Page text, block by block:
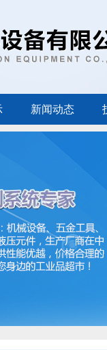
新闻动态